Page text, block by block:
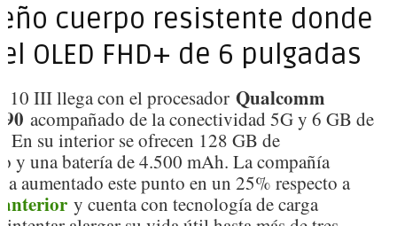
cuerpo resistente donde
OLED FHD+ de 6 pulgadas
10 III llega con el procesador Qualcomm
acompañado de la conectividad 5G y 6 GB de
En su interior se ofrecen 128 GB de
y una batería de 4.500 mAh. La compañía
aumentado este punto en un 25% respecto a
y cuenta con tecnología de carga